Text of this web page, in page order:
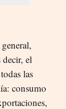
el
las
consumo